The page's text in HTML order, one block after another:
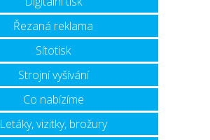
Řezaná reklama
Sítotisk
Strojní vyšívání
Co nabízíme
Letáky, vizitky, brožury